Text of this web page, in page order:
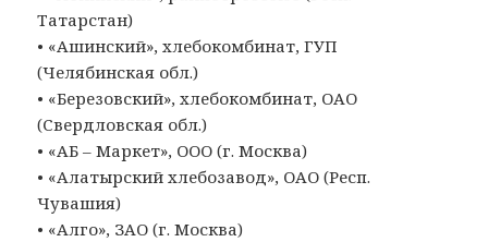
Татарстан)
• «Ашинский», хлебокомбинат, ГУП
(Челябинская обл.)
• «Березовский», хлебокомбинат, ОАО
(Свердловская обл.)
• «АБ – Маркет», ООО (г. Москва)
• «Алатырский хлебозавод», ОАО (Респ.
Чувашия)
• «Алго», ЗАО (г. Москва)